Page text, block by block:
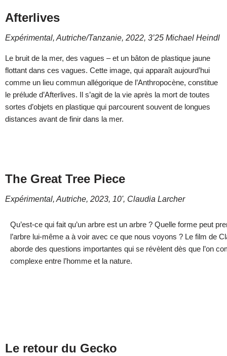
Afterlives
Expérimental, Autriche/Tanzanie, 2022, 3’25 Michael Heindl
Le bruit de la mer, des vagues – et un bâton de plastique jaune
flottant dans ces vagues. Cette image, qui apparaît aujourd’hui
comme un lieu commun allégorique de l’Anthropocène, constitue
le prélude d’Afterlives. Il s’agit de la vie après la mort de toutes
sortes d’objets en plastique qui parcourent souvent de longues
distances avant de finir dans la mer.
The Great Tree Piece
Expérimental, Autriche, 2023, 10', Claudia Larcher
Qu’est-ce qui fait qu’un arbre est un arbre ? Quelle forme peut
l’arbre lui-même a à voir avec ce que nous voyons ? Le film de
aborde des questions importantes qui se révèlent dès que l’on
complexe entre l’homme et la nature.
Le retour du Gecko